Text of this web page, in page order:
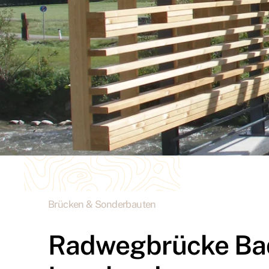
Brücken & Sonderbauten
Radwegbrücke